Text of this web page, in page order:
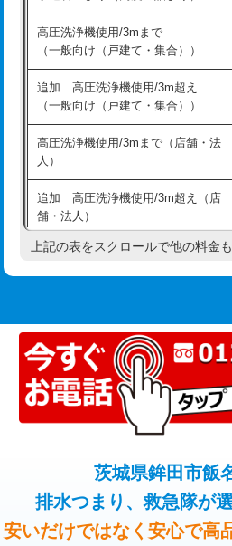
追加人工
廃棄・処分
※給水管工事は20mmまでの価格で
持込商品取付（混合水栓）
持込商品取付（浄水器・分岐水栓）
業）
排水管工事（追加 排水管工事/3ｍ超
え）
マス交換（土の掘削・埋め戻し作業
マス交換（深さ50㎝以上）
コンクリート斫り（厚さ10㎝まで）
コンクリート斫り（厚さ10㎝超え）
モルタル補修（厚さ10㎝まで）
モルタル補修（厚さ10㎝超え）
追加人工
高圧洗浄機使用/3mまで
（一般向け（戸建て・集合））
追加 高圧洗浄機使用/3m超え
（一般向け（戸建て・集合））
高圧洗浄機使用/3mまで（店舗・法
人）
追加 高圧洗浄機使用/3m超え（店
舗・法人）
高度高圧洗浄換
トーラー機使用/3mまで
追加トーラー機使用/3m超え
カメラ調査
止水・漏水調査・防水処理・清掃・
理・調整・分解・加工など（軽作業
止水・漏水調査・防水処理・清掃・
上記の表をスクロールで他の料金
茨城県鉾田市飯
排水つまり、救急隊が
安いだけではなく安心で高